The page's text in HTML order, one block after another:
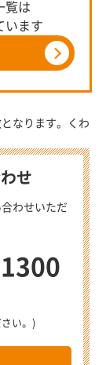
覧は
います
なります。くわ
せ
わせいただ
い。)